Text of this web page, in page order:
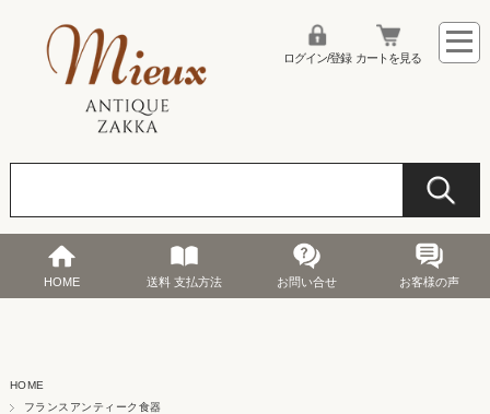
ログイン/登録 カートを見る
HOME 送料 支払方法 お問い合せ お客様の声
HOME
フランスアンティーク食器